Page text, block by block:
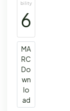
bility
6
MA
RC
Do
wn
lo
ad